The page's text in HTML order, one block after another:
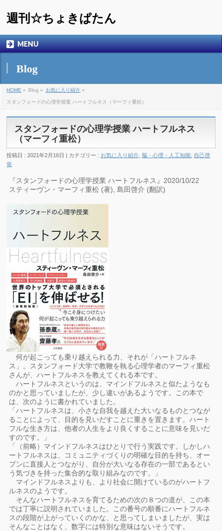
週刊☆ちょきぱたん
MENU
Blog
HOME » Blog » お気に入り紹介 »
スタンフォードの心理学授業 ハートフルネス（マーフィ重松）
スタンフォードの心理学授業 ハートフルネス
（マーフィ重松）
投稿日 : 2021年2月16日 | カテゴリー : お気に入り紹介 脳・心理・人工知能 自己啓
発
『スタンフォードの心理学授業 ハートフルネス』2020/10/22
スティーヴン・マーフィ重松 (著), 島田啓介 (翻訳)
何が起こっても乗り越えられる力、それが「ハートフルネ
ス」。スタンフォード大学で教鞭を執る心理学者のマーフィ重松
さんが、ハートフルネスを教えてくれる本です。
ハートフルネスというのは、マインドフルネスと似たようなも
のかと思っていましたが、少し違いがあるようです。この本で
は、次のように書かれていました。
「ハートフルネスは、小さな自我を越えた大いなるものとつなが
ることによって、目的を見いだすことに重きを置きます。ハート
フルな生き方は、他者の人生をより良くすることに意味を見いだ
すのです。」
「（前略）マインドフルネスはひとりで行う実践です。しかしハ
ートフルネスは、コミュニティづくりの明確な目的を持ち、オー
プンに直接人とつながり、自分が大いなる存在の一部であるとい
う気づきを持った集合的な取り組みなのです。」
マインドフルネスよりも、より社会に開けているのがハートフ
ルネスのようです。
そんなハートフルネスを育てるための次の８つの道が、この本
では丁寧に説明されていました。この番号の順番にハートフルネ
スの段階が上がっていくのかな、と思ってしまいましたが、実は
そんなことはなく、数字には特別な意味はないそうです。